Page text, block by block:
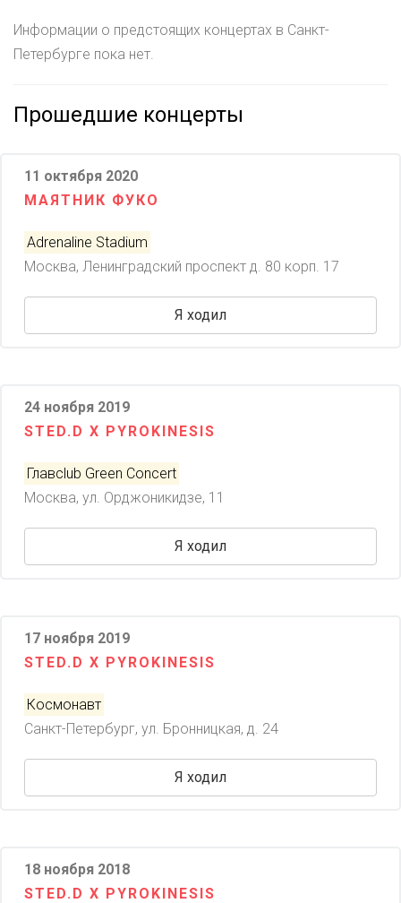
Информации о предстоящих концертах в Санкт-
Петербурге пока нет.
Прошедшие концерты
11 октября 2020
МАЯТНИК ФУКО
Adrenaline Stadium
Москва, Ленинградский проспект д. 80 корп. 17
Я ходил
24 ноября 2019
STED.D X PYROKINESIS
Главclub Green Concert
Москва, ул. Орджоникидзе, 11
Я ходил
17 ноября 2019
STED.D X PYROKINESIS
Космонавт
Санкт-Петербург, ул. Бронницкая, д. 24
Я ходил
18 ноября 2018
STED.D X PYROKINESIS